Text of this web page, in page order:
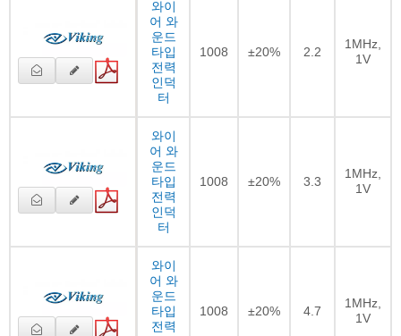
와이
어 와
운드
타입
전력
인덕
터
1008 ±20% 2.2
1MHz,
1V
와이
어 와
운드
타입
전력
인덕
터
1008 ±20% 3.3
1MHz,
1V
와이
어 와
운드
타입
전력
1008 ±20% 4.7
1MHz,
1V